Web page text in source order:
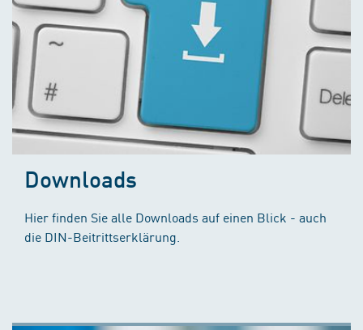
Downloads
Hier finden Sie alle Downloads auf einen Blick - auch
die DIN-Beitrittserklärung.